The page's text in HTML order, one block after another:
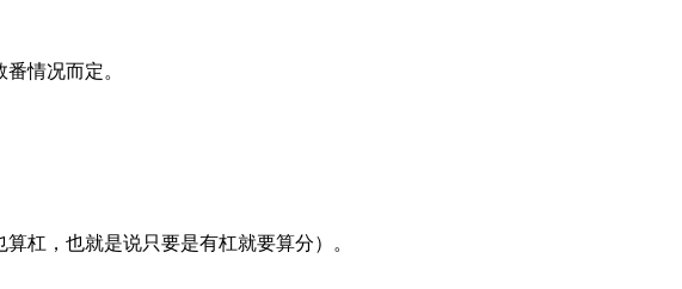
情况而定。
杠，也就是说只要是有杠就要算分）。